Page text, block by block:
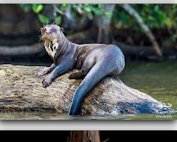
ماذا لو كانت الأرض مسطحة!
معلومات عن القضاعة العملاقة